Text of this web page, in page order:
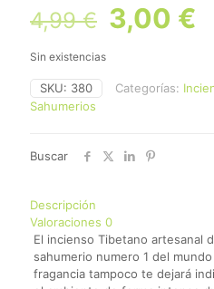
4,99€ El
precio
era:
3,00 €
Sin existencias
SKU: 380 Categorías:
Sahumerios
Buscar
Descripción
Valoraciones 0
El incienso Tibetano artesanal
sahumerio numero 1 del
fragancia tampoco te dejará